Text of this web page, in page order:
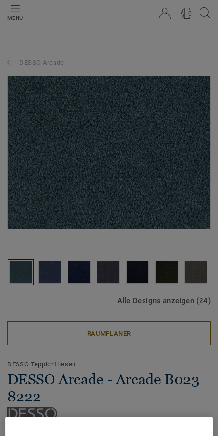
MENU
0
DESSO Arcade
Alle Designs anzeigen (24)
RAUMPLANER
DESSO Teppichfliesen
DESSO Arcade - Arcade B023
8222